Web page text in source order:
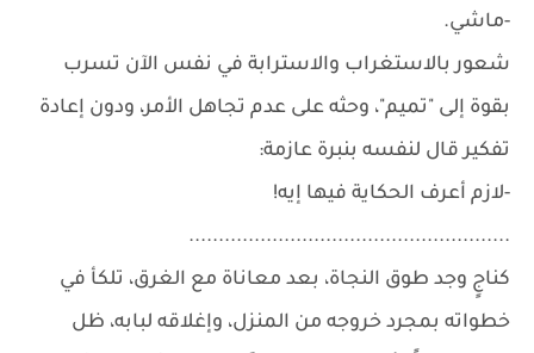
-ماشي.
شعور بالاستغراب والاسترابة في نفس الآن تسرب
بقوة إلى "تميم"، وحثه على عدم تجاهل الأمر، ودون إعادة
تفكير قال لنفسه بنبرة عازمة:
-لازم أعرف الحكاية فيها إيه!
......................................................
كناجٍ وجد طوق النجاة، بعد معاناة مع الغرق، تلكأ في
خطواته بمجرد خروجه من المنزل، وإغلاقه لبابه، ظل